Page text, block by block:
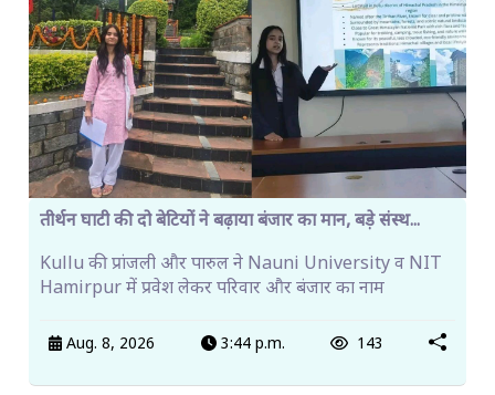
तीर्थन घाटी की दो बेटियों ने बढ़ाया बंजार का मान, बड़े संस्थ...
Kullu की प्रांजली और पारुल ने Nauni University व NIT
Hamirpur में प्रवेश लेकर परिवार और बंजार का नाम
Aug. 8, 2026 3:44 p.m. 143